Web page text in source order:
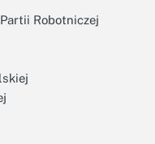
Robotniczej